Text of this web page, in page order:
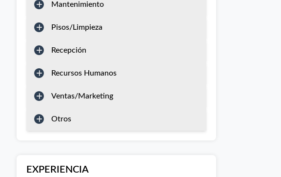
Mantenimiento
Pisos/Limpieza
Recepción
Recursos Humanos
Ventas/Marketing
Otros
EXPERIENCIA